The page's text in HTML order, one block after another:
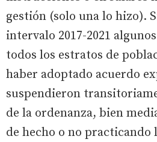
gestión (solo una lo hizo).
intervalo 2017-2021
todos los estratos de
haber adoptado acuerdo
suspendieron
de la ordenanza, bien
de hecho o no practicando